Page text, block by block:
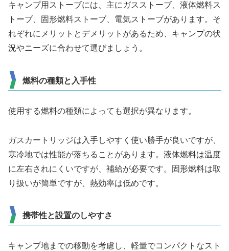
キャンプ用ストーブには、主にガスストーブ、液体燃料ス
トーブ、固形燃料ストーブ、電気ストーブがあります。そ
れぞれにメリットとデメリットがあるため、キャンプの状
況やニーズに合わせて選びましょう。
燃料の種類と入手性
使用する燃料の種類によっても選択が異なります。
ガスカートリッジは入手しやすく使い勝手が良いですが、
寒冷地では性能が落ちることがあります。液体燃料は温度
に左右されにくいですが、補給が必要です。固形燃料は取
り扱いが簡単ですが、熱効率は低めです。
携帯性と設置のしやすさ
キャンプ地までの移動を考慮し、軽量でコンパクトなスト